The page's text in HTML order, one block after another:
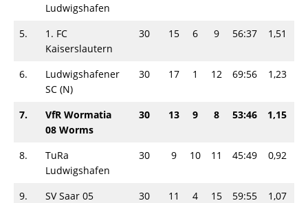
Ludwigshafen
5.
1. FC
Kaiserslautern
30 15 6 9 56:37 1,51
6.
Ludwigshafener
SC (N)
30 17 1 12 69:56 1,23
7.
VfR Wormatia
08 Worms
30 13 9 8 53:46 1,15
8.
TuRa
Ludwigshafen
30 9 10 11 45:49 0,92
9.
SV Saar 05
30 11 4 15 59:55 1,07